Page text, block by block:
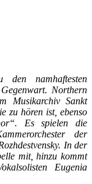
den namhaftesten
Northern
Musikarchiv Sankt
zu hören ist, ebenso
Es spielen die
der
In der
mit, hinzu kommt
Eugenia